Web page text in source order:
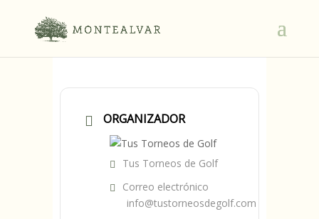
ORGANIZADOR
Tus Torneos de Golf
Correo electrónico
info@tustorneosdegolf.com